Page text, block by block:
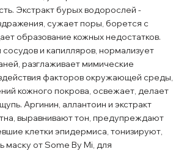
Экстракт бурых водорослей -
сужает поры, борется с
образование кожных недостатков.
и капилляров, нормализует
разглаживает мимические
факторов окружающей среды,
кожного покрова, освежает, делает
Аргинин, аллантоин и экстракт
выравнивают тон, предупреждают
клетки эпидермиса, тонизируют,
маску от Some By Mi, для